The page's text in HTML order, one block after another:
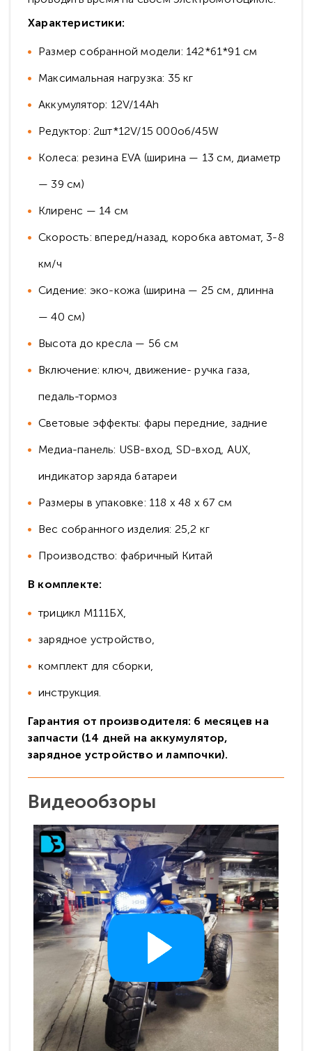
Характеристики:
Размер собранной модели: 142*61*91 см
Максимальная нагрузка: 35 кг
Аккумулятор: 12V/14Ah
Редуктор: 2шт*12V/15 000об/45W
Колеса: резина EVA (ширина — 13 см, диаметр
— 39 см)
Клиренс — 14 см
Скорость: вперед/назад, коробка автомат, 3-8
км/ч
Сидение: эко-кожа (ширина — 25 см, длинна
— 40 см)
Высота до кресла — 56 см
Включение: ключ, движение- ручка газа,
педаль-тормоз
Световые эффекты: фары передние, задние
Медиа-панель: USB-вход, SD-вход, AUX,
индикатор заряда батареи
Размеры в упаковке: 118 x 48 x 67 см
Вес собранного изделия: 25,2 кг
Производство: фабричный Китай
В комплекте:
трицикл М111БХ,
зарядное устройство,
комплект для сборки,
инструкция.
Гарантия от производителя: 6 месяцев на
запчасти (14 дней на аккумулятор,
зарядное устройство и лампочки).
Видеообзоры